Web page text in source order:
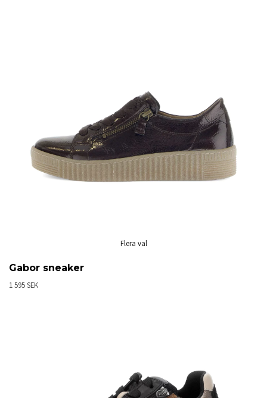
Flera val
Gabor sneaker
1 595 SEK